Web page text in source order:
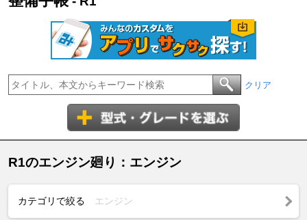
クリア
R1のエンジン廻り：エンジン
カテゴリで絞る エンジン